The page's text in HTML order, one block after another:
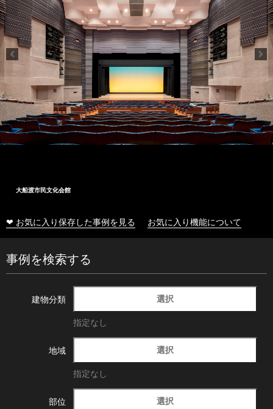
大船渡市民文化会館
❤ お気に入り保存した事例を見る お気に入り機能について
事例を検索する
建物分類 選択
指定なし
地域 選択
指定なし
部位 選択